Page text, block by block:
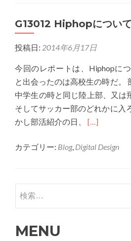
よ
G13012 Hiphopについて
投稿日: 2014年6月17日
今回のレポートは、Hiphopに
と出会ったのは高校生の時だ。
中学生の時と同じ陸上部、又は
そしてサッカー部のどれかに入
かし部活紹介の日、 Read
about
[…]
カテゴリー: Blog, Digital Design
検索:
MENU